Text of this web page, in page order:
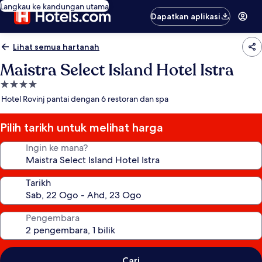
Langkau ke kandungan utama
Dapatkan aplikasi
Lihat semua hartanah
Maistra Select Island Hotel Istra
Hartanah
4.0
Hotel Rovinj pantai dengan 6 restoran dan spa
Pilih tarikh untuk melihat harga
Ingin ke mana?
Tarikh
Pengembara